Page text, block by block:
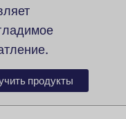
продукты